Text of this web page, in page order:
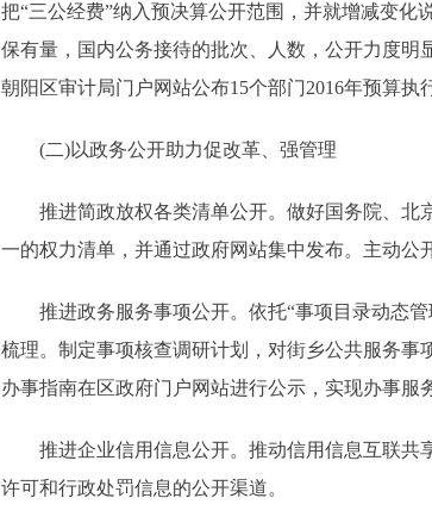
把“三公经费”纳入预决算公开范围，并就增减变
保有量，国内公务接待的批次、人数，公开力度
朝阳区审计局门户网站公布15个部门2016年预算执
(二)以政务公开助力促改革、强管理
推进简政放权各类清单公开。做好国务院、北
一的权力清单，并通过政府网站集中发布。主动公
推进政务服务事项公开。依托“事项目录动态管
梳理。制定事项核查调研计划，对街乡公共服务事
办事指南在区政府门户网站进行公示，实现办事服
推进企业信用信息公开。推动信用信息互联共享
许可和行政处罚信息的公开渠道。